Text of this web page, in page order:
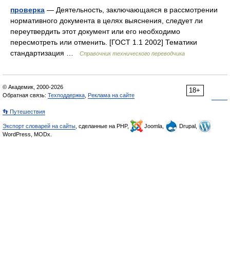
проверка — Деятельность, заключающаяся в рассмотрении
нормативного документа в целях выяснения, следует ли
переутвердить этот документ или его необходимо
пересмотреть или отменить. [ГОСТ 1.1 2002] Тематики
стандартизация …
Справочник технического переводчика
18+
© Академик, 2000-2026
Обратная связь: Техподдержка Реклама на сайте
👣 Путешествия
Экспорт словарей на сайты , сделанные на PHP, Joomla,
Drupal,
WordPress, MODx.